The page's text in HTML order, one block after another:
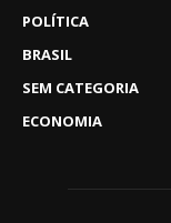
POLÍTICA
BRASIL
SEM CATEGORIA
ECONOMIA